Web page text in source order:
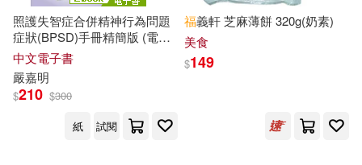
さくら蒼(28) 徐姣(28)
羽純ハナ(28) 艾德娜(28)
天丸ゆう(27) 宗喀巴大師(27)
經濟管理出版社(120)
麥田(114)
光明日報出版社(113)
照護失智症合併精神行為問題
症狀(BPSD)手冊精簡版 (電子
書)
中文電子書
嚴嘉明
$210 $300
紙
試閱
福義軒 芝麻薄餅 320g(奶素)
美食
$149